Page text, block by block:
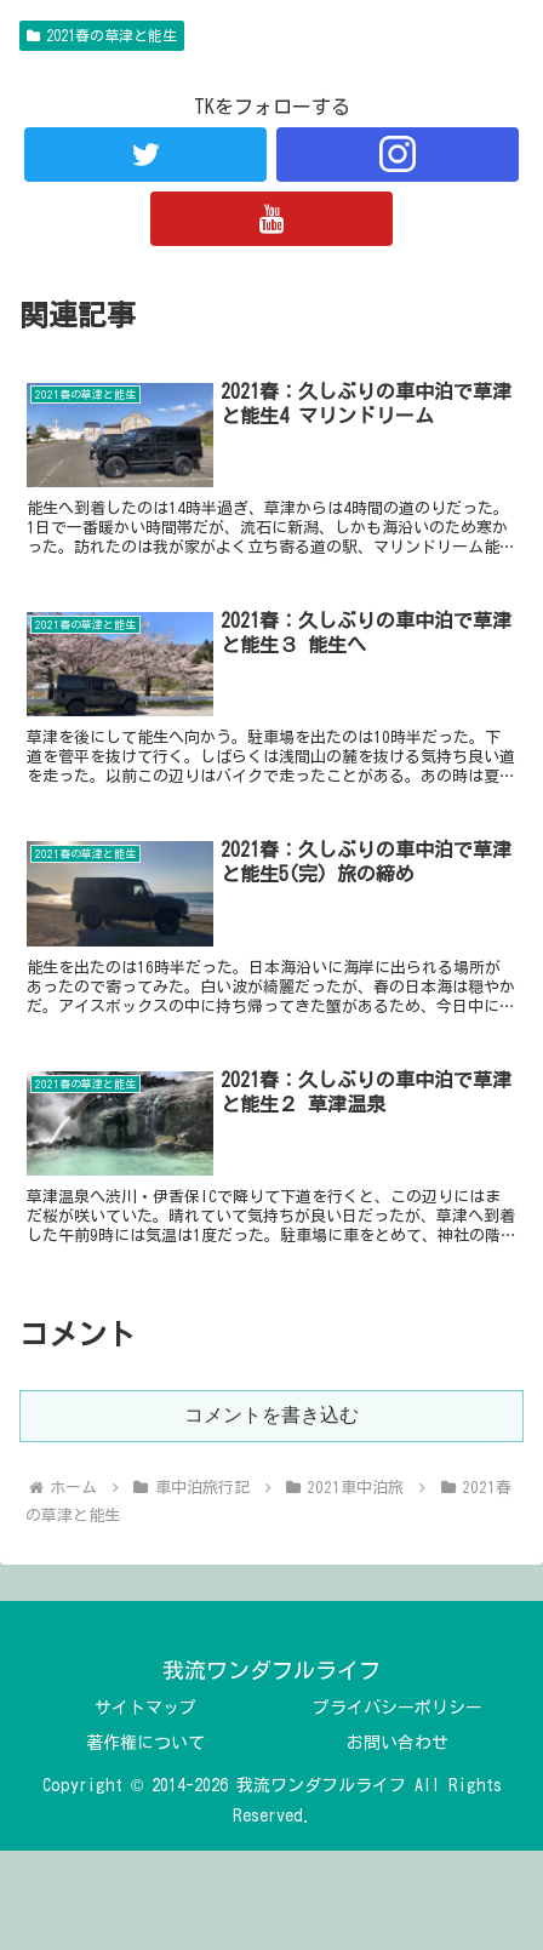
2021春の草津と能生
TKをフォローする
関連記事
2021春の草津と能生
2021春：久しぶりの車中泊で草津
と能生4 マリンドリーム
能生へ到着したのは14時半過ぎ、草津からは4時間の道のりだった。
1日で一番暖かい時間帯だが、流石に新潟、しかも海沿いのため寒か
った。訪れたのは我が家がよく立ち寄る道の駅、マリンドリーム能
2021春の草津と能生
2021春：久しぶりの車中泊で草津
と能生３ 能生へ
草津を後にして能生へ向かう。駐車場を出たのは10時半だった。下
道を菅平を抜けて行く。しばらくは浅間山の麓を抜ける気持ち良い道
を走った。以前この辺りはバイクで走ったことがある。あの時は夏で
2021春の草津と能生
2021春：久しぶりの車中泊で草津
と能生5(完) 旅の締め
能生を出たのは16時半だった。日本海沿いに海岸に出られる場所が
あったので寄ってみた。白い波が綺麗だったが、春の日本海は穏やか
だ。アイスボックスの中に持ち帰ってきた蟹があるため、今日中に東
2021春の草津と能生
2021春：久しぶりの車中泊で草津
と能生２ 草津温泉
草津温泉へ渋川・伊香保ICで降りて下道を行くと、この辺りにはま
だ桜が咲いていた。晴れていて気持ちが良い日だったが、草津へ到着
した午前9時には気温は1度だった。駐車場に車をとめて、神社の階
コメント
コメントを書き込む
ホーム 車中泊旅行記 2021車中泊旅
2021春
の草津と能生
我流ワンダフルライフ
サイトマップ プライバシーポリシー
著作権について お問い合わせ
Copyright © 2014-2026 我流ワンダフルライフ All Rights
Reserved.